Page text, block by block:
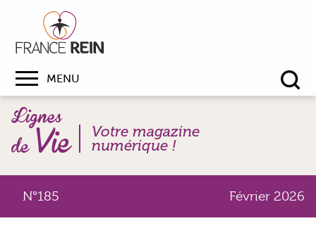
MENU
Votre magazine
numérique !
N°185 Février 2026